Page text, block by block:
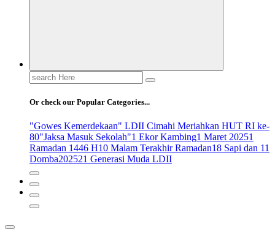
Search
for:
Or check our Popular Categories...
"Gowes Kemerdekaan" LDII Cimahi Meriahkan HUT RI ke-
80"Jaksa Masuk Sekolah"1 Ekor Kambing1 Maret 20251
Ramadan 1446 H10 Malam Terakhir Ramadan18 Sapi dan 11
Domba202521 Generasi Muda LDII